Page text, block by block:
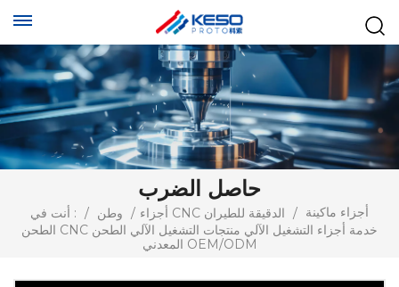
حاصل الضرب
أنت في : / وطن / أجزاء CNC الدقيقة للطيران / أجزاء ماكينة
الطحن CNC خدمة أجزاء التشغيل الآلي منتجات التشغيل الآلي الطحن
المعدني OEM/ODM